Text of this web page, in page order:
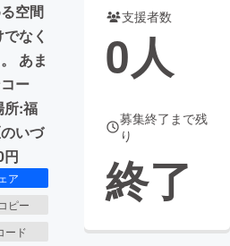
活性化
Good
CAMPFIRE Creation
納税machi-ya
空間
なく
あま
ー
所:福
いづ
円
ア
ピー
ード
支援者数
0人
募集終了まで残
り
終了